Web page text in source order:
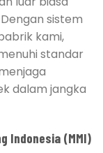
sistem
kami,
standar
dalam jangka
Indonesia (MMI)